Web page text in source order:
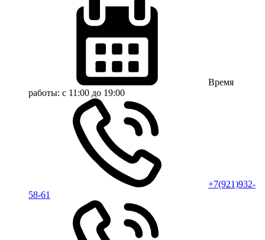
Время
работы: с 11:00 до 19:00
+7(921)932-
58-61